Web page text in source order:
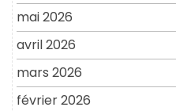
mai 2026
avril 2026
mars 2026
février 2026